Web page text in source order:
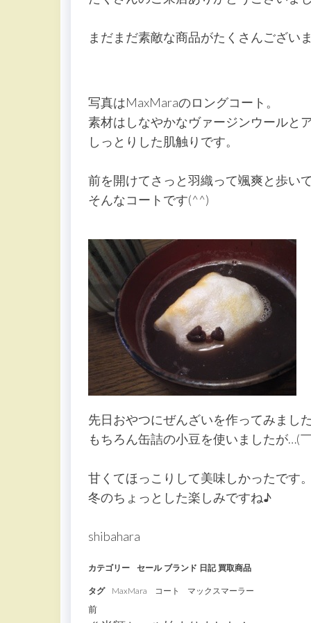
まだまだ素敵な商品がたくさんござい
写真はMaxMaraのロングコート。
素材はしなやかなヴァージンウールと
しっとりした肌触りです。
前を開けてさっと羽織って颯爽と歩い
そんなコートです(^^)
先日おやつにぜんざいを作ってみまし
もちろん缶詰の小豆を使いましたが…(
甘くてほっこりして美味しかったです
冬のちょっとした楽しみですね♪
shibahara
カテゴリー セール ブランド 日記 買取商品
タグ MaxMara コート マックスマーラー
投
過
前